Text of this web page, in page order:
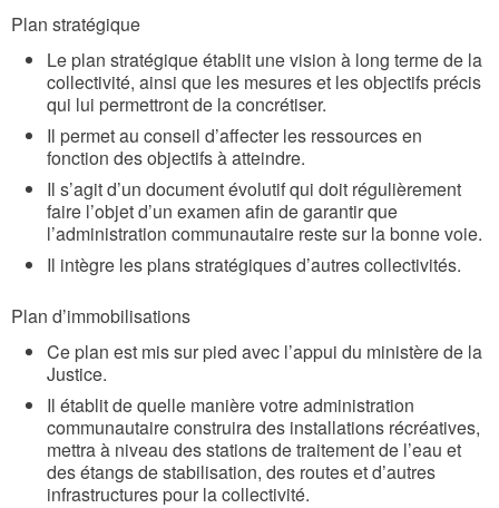
Plan stratégique
Le plan stratégique établit une vision à long terme de la
collectivité, ainsi que les mesures et les objectifs précis
qui lui permettront de la concrétiser.
Il permet au conseil d’affecter les ressources en
fonction des objectifs à atteindre.
Il s’agit d’un document évolutif qui doit régulièrement
faire l’objet d’un examen afin de garantir que
l’administration communautaire reste sur la bonne voie.
Il intègre les plans stratégiques d’autres collectivités.
Plan d’immobilisations
Ce plan est mis sur pied avec l’appui du ministère de la
Justice.
Il établit de quelle manière votre administration
communautaire construira des installations récréatives,
mettra à niveau des stations de traitement de l’eau et
des étangs de stabilisation, des routes et d’autres
infrastructures pour la collectivité.